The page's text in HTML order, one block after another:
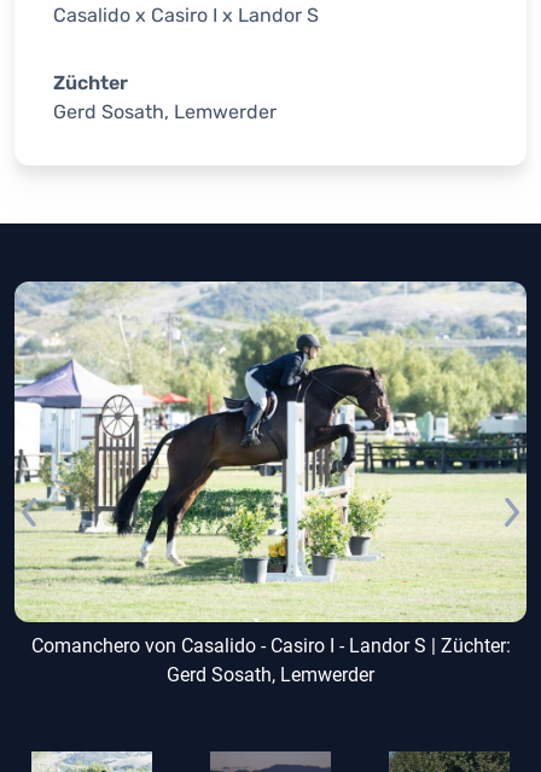
Casalido x Casiro I x Landor S
Züchter
Gerd Sosath, Lemwerder
Comanchero von Casalido - Casiro I - Landor S | Züchter:
Gerd Sosath, Lemwerder